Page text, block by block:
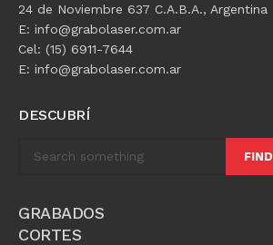
24 de Noviembre 637 C.A.B.A., Argentina
E: info@grabolaser.com.ar
Cel: (15) 6911-7644
E: info@grabolaser.com.ar
DESCUBRÍ
FIND
GRABADOS
CORTES